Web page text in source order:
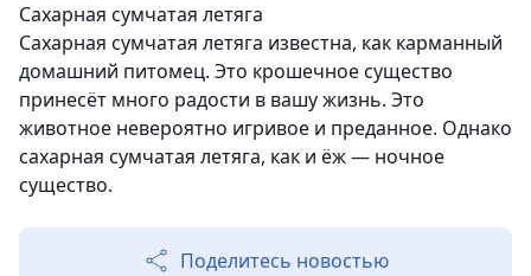
Сахарная сумчатая летяга
Сахарная сумчатая летяга известна, как карманный
домашний питомец. Это крошечное существо
принесёт много радости в вашу жизнь. Это
животное невероятно игривое и преданное. Однако
сахарная сумчатая летяга, как и ёж — ночное
существо.
Поделитесь новостью